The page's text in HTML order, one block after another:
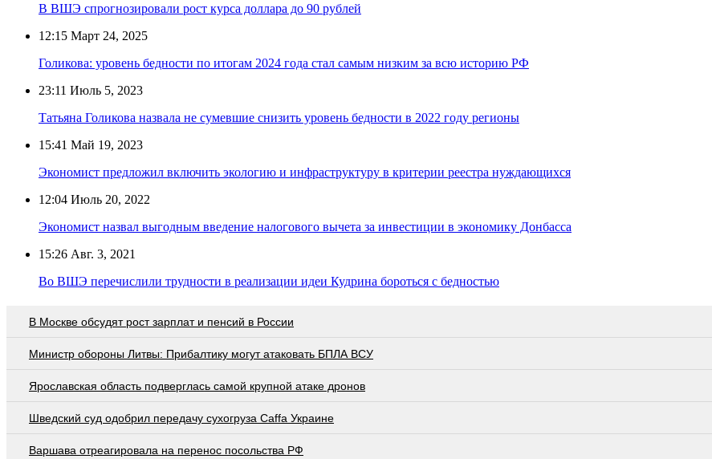
В ВШЭ спрогнозировали рост курса доллара до 90 рублей
12:15 Март 24, 2025
Голикова: уровень бедности по итогам 2024 года стал самым низким за всю историю РФ
23:11 Июль 5, 2023
Татьяна Голикова назвала не сумевшие снизить уровень бедности в 2022 году регионы
15:41 Май 19, 2023
Экономист предложил включить экологию и инфраструктуру в критерии реестра нуждающихся
12:04 Июль 20, 2022
Экономист назвал выгодным введение налогового вычета за инвестиции в экономику Донбасса
15:26 Авг. 3, 2021
Во ВШЭ перечислили трудности в реализации идеи Кудрина бороться с бедностью
В Москве обсудят рост зарплат и пенсий в России
Министр обороны Литвы: Прибалтику могут атаковать БПЛА ВСУ
Ярославская область подверглась самой крупной атаке дронов
Шведский суд одобрил передачу сухогруза Caffa Украине
Варшава отреагировала на перенос посольства РФ